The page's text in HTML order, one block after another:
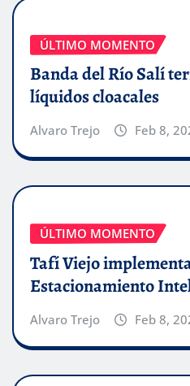
ÚLTIMO MOMENTO
Banda del Río Salí
líquidos cloacales
Alvaro Trejo Feb 8,
ÚLTIMO MOMENTO
Tafí Viejo
Estacionamiento
Alvaro Trejo Feb 8,